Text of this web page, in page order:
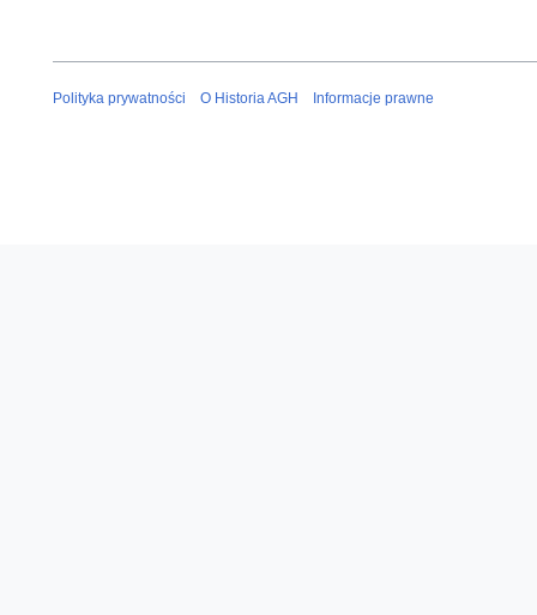
Polityka prywatności O Historia AGH Informacje prawne